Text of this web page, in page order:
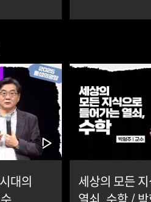
대의
세상의 모든